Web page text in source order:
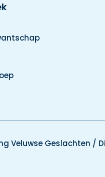
Veluwse Geslachten /